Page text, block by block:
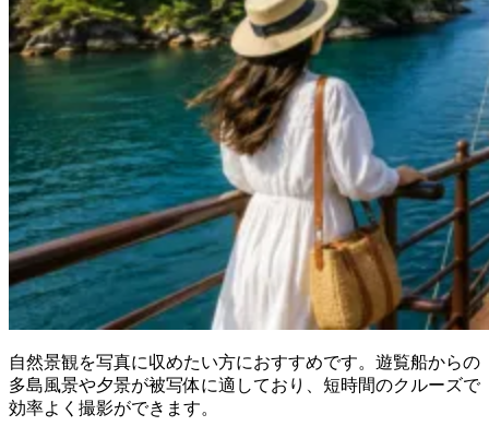
自然景観を写真に収めたい方におすすめです。遊覧船からの
多島風景や夕景が被写体に適しており、短時間のクルーズで
効率よく撮影ができます。